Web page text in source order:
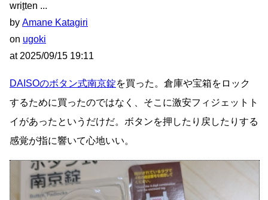
written
by Amane Katagiri
on ugoki
at 2025/09/15 19:11
DAISOのボタン式南京錠を買った。倉庫や宝箱をロック
するために買ったのではなく、そこに激安フィジェットト
イがあったというだけだ。ボタンを押したり戻したりする
感覚が指に響いて心地いい。